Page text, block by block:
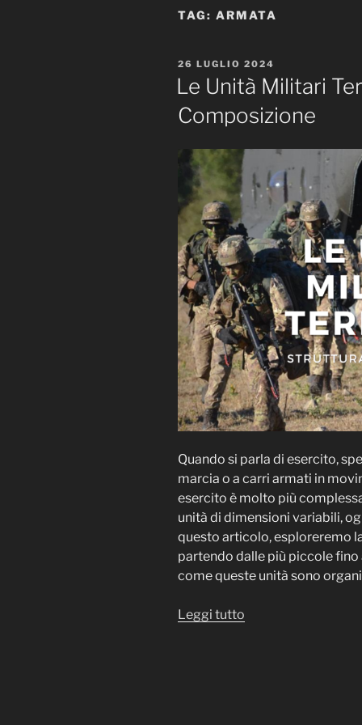
TAG: ARMATA
PUBBLICATO
IL
26 LUGLIO 2024
Le Unità Militari
Composizione
Quando si parla di esercito,
marcia o a carri armati in
esercito è molto più
unità di dimensioni variabili,
questo articolo, esploreremo
partendo dalle più piccole fino
come queste unità sono
Leggi tutto